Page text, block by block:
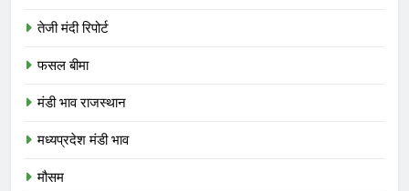
तेजी मंदी रिपोर्ट
फसल बीमा
मंडी भाव राजस्थान
मध्यप्रदेश मंडी भाव
मौसम